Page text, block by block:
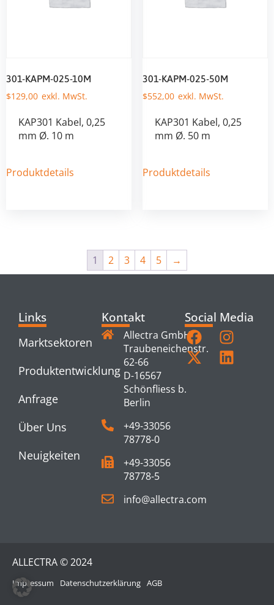
301-KAPM-025-10M
$129,00
KAP301 Kabel, 0,25
mm Ø. 10 m
Produktdetails
301-KAPM-025-50M
$552,00
KAP301 Kabel, 0,25
mm Ø. 50 m
Produktdetails
1 2 3 4 5 →
Links
Marktsektoren
Produktentwicklung
Anfrage
Über Uns
Neuigkeiten
Kontakt
Allectra GmbH
Traubeneichenstr.
62-66
D-16567
Schönfliess b.
Berlin
+49-33056
78778-0
+49-33056
78778-5
info@allectra.com
Social Media
ALLECTRA © 2024
Impressum Datenschutzerklärung AGB